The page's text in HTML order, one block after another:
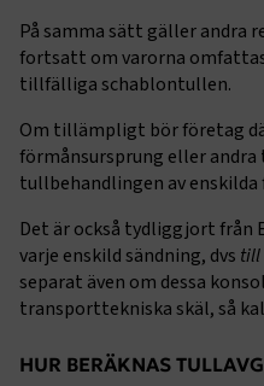
På samma sätt gäller andra
fortsatt om varorna
tillfälliga schablontullen.
Om tillämpligt bör företag
förmånsursprung eller
tullbehandlingen av enskilda
Det är också tydliggjort från
varje enskild sändning, dvs till
separat även om dessa
transporttekniska skäl, så
HUR BERÄKNAS